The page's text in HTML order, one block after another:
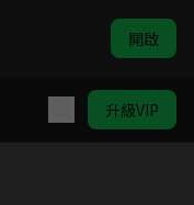
開啟
升級VIP